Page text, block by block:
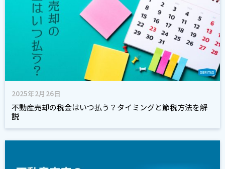
2025年2月26日
不動産売却の税金はいつ払う？タイミングと節税方法を解
説